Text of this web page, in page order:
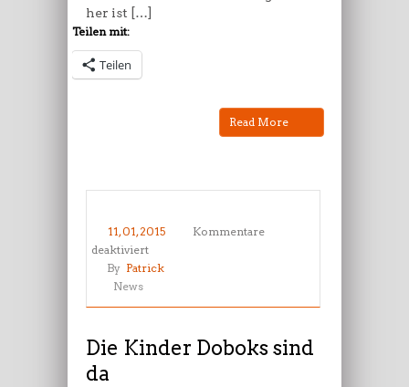
her ist […]
Teilen mit:
Teilen
Read More
11, 01, 2015
Kommentare
deaktiviertfür
Die
Doboks
By Patrick
News
Die Kinder Doboks sind
da